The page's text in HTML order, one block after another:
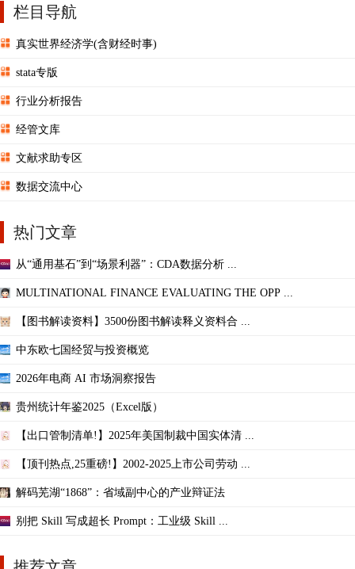
栏目导航
真实世界经济学(含财经时事)
stata专版
行业分析报告
经管文库
文献求助专区
数据交流中心
热门文章
从“通用基石”到“场景利器”：CDA数据分析 ...
MULTINATIONAL FINANCE EVALUATING THE OPP ...
【图书解读资料】3500份图书解读释义资料合 ...
中东欧七国经贸与投资概览
2026年电商 AI 市场洞察报告
贵州统计年鉴2025（Excel版）
【出口管制清单!】2025年美国制裁中国实体清 ...
【顶刊热点,25重磅!】2002-2025上市公司劳动 ...
解码芜湖“1868”：省域副中心的产业辩证法
别把 Skill 写成超长 Prompt：工业级 Skill ...